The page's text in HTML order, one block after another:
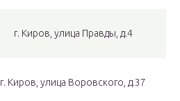
г. Киров, улица Правды, д.4
г. Киров, улица Воровского, д.37